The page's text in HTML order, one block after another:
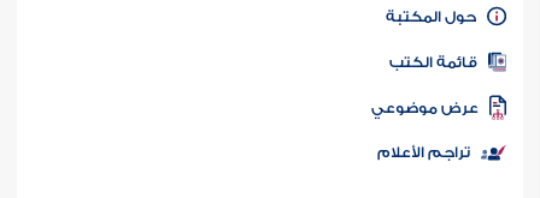
كتاب الأمة
المكتبة
الكتب
موضوعي